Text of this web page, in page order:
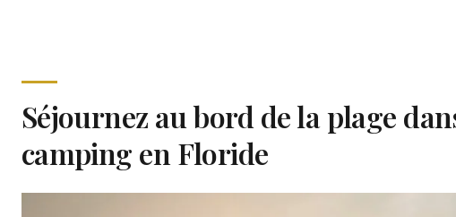
Séjournez au bord de la plage
camping en Floride